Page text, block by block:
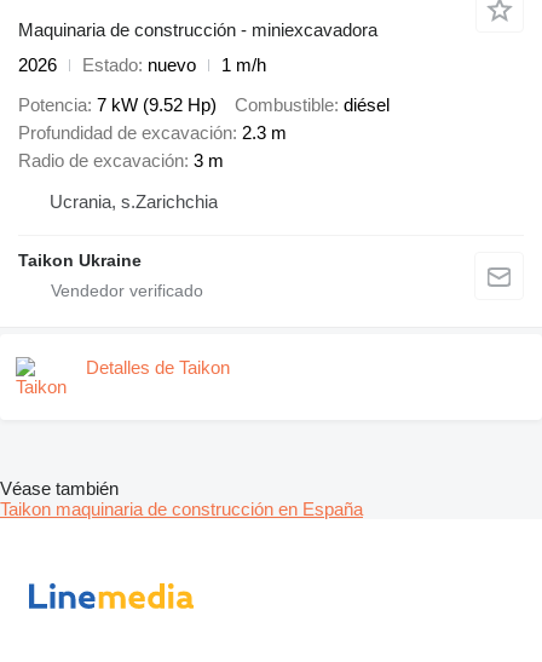
Maquinaria de construcción - miniexcavadora
2026
Estado nuevo
1 m/h
Potencia 7 kW (9.52 Hp) Combustible diésel
Profundidad de excavación 2.3 m
Radio de excavación 3 m
Ucrania, s.Zarichchia
Taikon Ukraine
Detalles de Taikon
Véase también
Taikon maquinaria de construcción en España